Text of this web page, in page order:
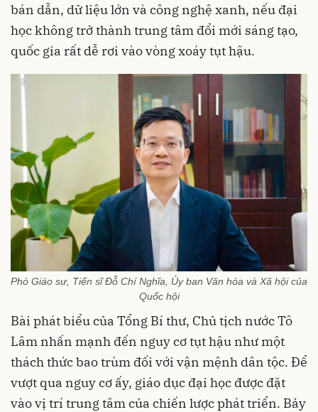
bán dẫn, dữ liệu lớn và công nghệ xanh, nếu đại
học không trở thành trung tâm đổi mới sáng tạo,
quốc gia rất dễ rơi vào vòng xoáy tụt hậu.
Phó Giáo sư, Tiến sĩ Đỗ Chí Nghĩa, Ủy ban Văn hóa và Xã hội của
Quốc hội
Bài phát biểu của Tổng Bí thư, Chủ tịch nước Tô
Lâm nhấn mạnh đến nguy cơ tụt hậu như một
thách thức bao trùm đối với vận mệnh dân tộc. Để
vượt qua nguy cơ ấy, giáo dục đại học được đặt
vào vị trí trung tâm của chiến lược phát triển. Bảy